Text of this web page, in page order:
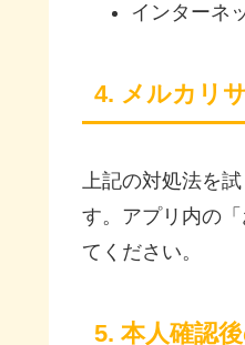
インターネ
4. メルカリ
上記の対処法を
す。アプリ内の
てください。
5. 本人確認